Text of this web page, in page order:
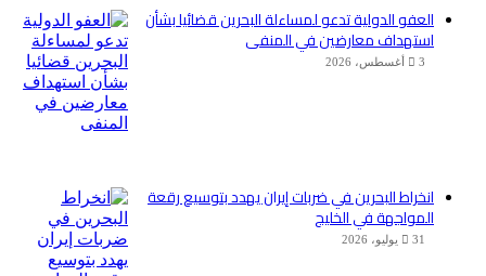
العفو الدولية تدعو لمساءلة البحرين قضائيا بشأن
استهداف معارضين في المنفى
3 أغسطس، 2026
انخراط البحرين في ضربات إيران يهدد بتوسيع رقعة
المواجهة في الخليج
31 يوليو، 2026